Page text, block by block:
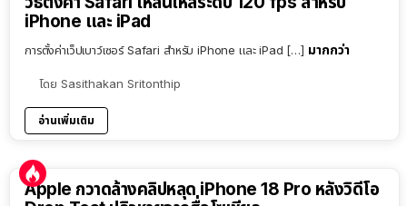
iPhone และ iPad
การตั้งค่าเว็ปเบาว์เซอร์ Safari สำหรับ iPhone และ iPad […] มากกว่า
โดย Sasithakan Sritonthip
อ่านเพิ่มเติม
Apple กวาดล้างคลิปหลุด iPhone 18 Pro หลังวิดีโอ